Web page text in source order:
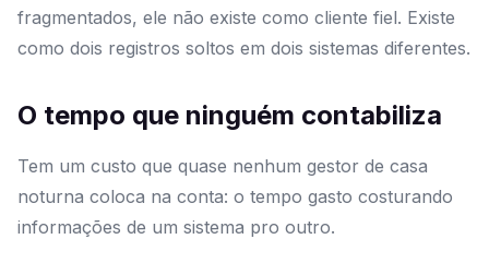
fragmentados, ele não existe como cliente fiel. Existe
como dois registros soltos em dois sistemas diferentes.
O tempo que ninguém contabiliza
Tem um custo que quase nenhum gestor de casa
noturna coloca na conta: o tempo gasto costurando
informações de um sistema pro outro.